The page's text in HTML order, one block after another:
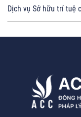
Dịch vụ Sở hữu trí tuệ